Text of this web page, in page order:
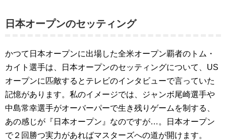
日本オープンのセッティング
かつて日本オープンに出場した全米オープン覇者のトム・
カイト選手は、日本オープンのセッティングについて、US
オープンに匹敵するとテレビのインタビューで言っていた
記憶があります。私のイメージでは、ジャンボ尾崎選手や
中島常幸選手がオーバーパーで生き残りゲームを制する、
あの感じが『日本オープン』なのですが…。日本オープン
で２回勝つ実力があればマスターズへの道が開けます。